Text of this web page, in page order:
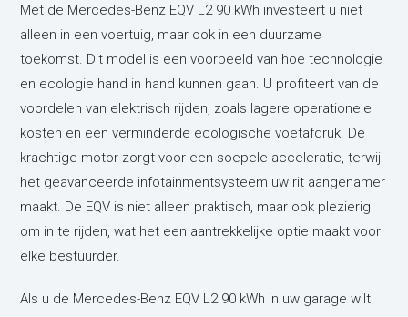
Met de Mercedes-Benz EQV L2 90 kWh investeert u niet
alleen in een voertuig, maar ook in een duurzame
toekomst. Dit model is een voorbeeld van hoe technologie
en ecologie hand in hand kunnen gaan. U profiteert van de
voordelen van elektrisch rijden, zoals lagere operationele
kosten en een verminderde ecologische voetafdruk. De
krachtige motor zorgt voor een soepele acceleratie, terwijl
het geavanceerde infotainmentsysteem uw rit aangenamer
maakt. De EQV is niet alleen praktisch, maar ook plezierig
om in te rijden, wat het een aantrekkelijke optie maakt voor
elke bestuurder.
Als u de Mercedes-Benz EQV L2 90 kWh in uw garage wilt